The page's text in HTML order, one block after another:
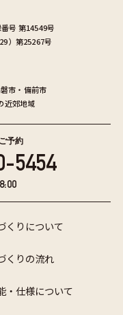
号 第14549号
）第25267号
市 ・ 備前市
近郊地域
予約
5454
くりについて
くりの流れ
・仕様について